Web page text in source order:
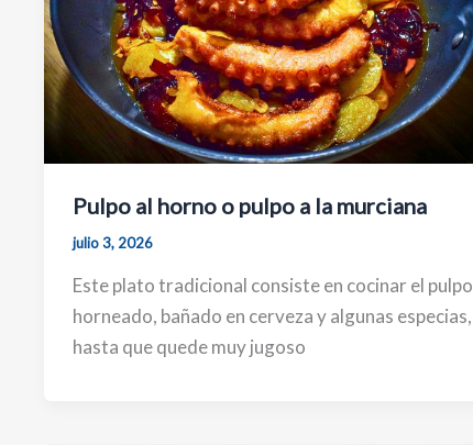
Pulpo al horno o pulpo a la murciana
julio 3, 2026
Este plato tradicional consiste en cocinar el pulpo
horneado, bañado en cerveza y algunas especias,
hasta que quede muy jugoso